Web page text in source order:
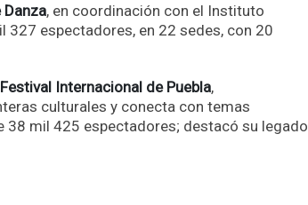
Danza, en coordinación con el Instituto
327 espectadores, en 22 sedes, con 20
Internacional de Puebla,
culturales y conecta con temas
38 mil 425 espectadores; destacó su legado